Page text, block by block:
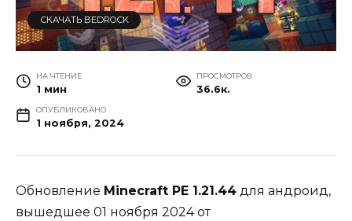
СКАЧАТЬ BEDROCK
НА ЧТЕНИЕ
1 мин
ПРОСМОТРОВ
36.6к.
ОПУБЛИКОВАНО
1 ноября, 2024
Обновление Minecraft PE 1.21.44 для андроид,
вышедшее 01 ноября 2024 от